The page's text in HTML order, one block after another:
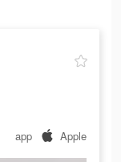
app Apple